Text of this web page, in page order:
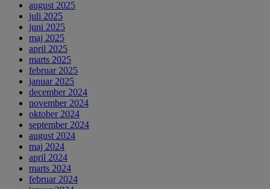
august 2025
juli 2025
juni 2025
maj 2025
april 2025
marts 2025
februar 2025
januar 2025
december 2024
november 2024
oktober 2024
september 2024
august 2024
maj 2024
april 2024
marts 2024
februar 2024